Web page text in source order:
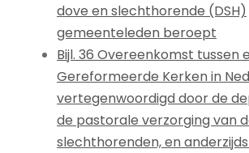
dove en slechthorende (DSH)
gemeenteleden beroept
Bijl. 36 Overeenkomst tussen
Gereformeerde Kerken in
vertegenwoordigd door de
de pastorale verzorging van
slechthorenden, en